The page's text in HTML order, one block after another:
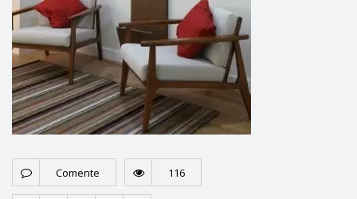
Comente 116